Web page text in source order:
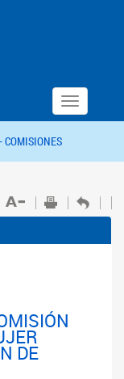
Toggle
navigation
COMISIONES
DE